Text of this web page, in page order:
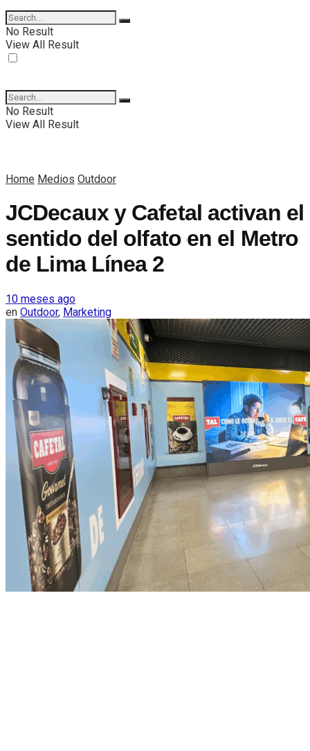
No Result
View All Result
No Result
View All Result
Home Medios Outdoor
JCDecaux y Cafetal activan el
sentido del olfato en el Metro
de Lima Línea 2
10 meses ago
en Outdoor, Marketing